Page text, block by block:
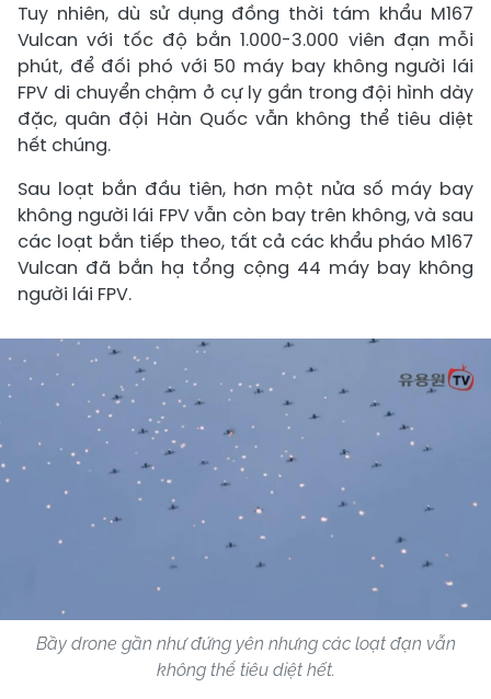
Tuy nhiên, dù sử dụng đồng thời tám khẩu M167
Vulcan với tốc độ bắn 1.000-3.000 viên đạn mỗi
phút, để đối phó với 50 máy bay không người lái
FPV di chuyển chậm ở cự ly gần trong đội hình dày
đặc, quân đội Hàn Quốc vẫn không thể tiêu diệt
hết chúng.
Sau loạt bắn đầu tiên, hơn một nửa số máy bay
không người lái FPV vẫn còn bay trên không, và sau
các loạt bắn tiếp theo, tất cả các khẩu pháo M167
Vulcan đã bắn hạ tổng cộng 44 máy bay không
người lái FPV.
Bầy drone gần như đứng yên nhưng các loạt đạn vẫn
không thể tiêu diệt hết.